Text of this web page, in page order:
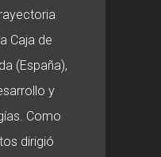
Caja de
(España),
y
Como
dirigió